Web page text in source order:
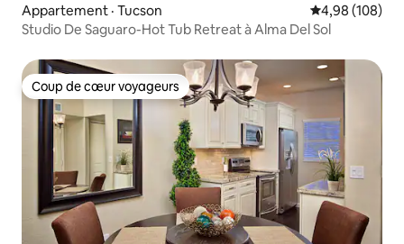
Appartement · Tucson Note
4,98 (108)
Studio De Saguaro-Hot Tub Retreat à Alma Del Sol
Coup de cœur voyageurs
Coup de cœur voyageurs